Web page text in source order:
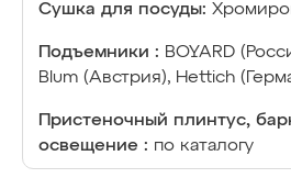
Сушка для посуды:
Подъемники : BOYARD
Blum (Австрия), Hettich
Пристеночный плинтус,
освещение : по каталогу